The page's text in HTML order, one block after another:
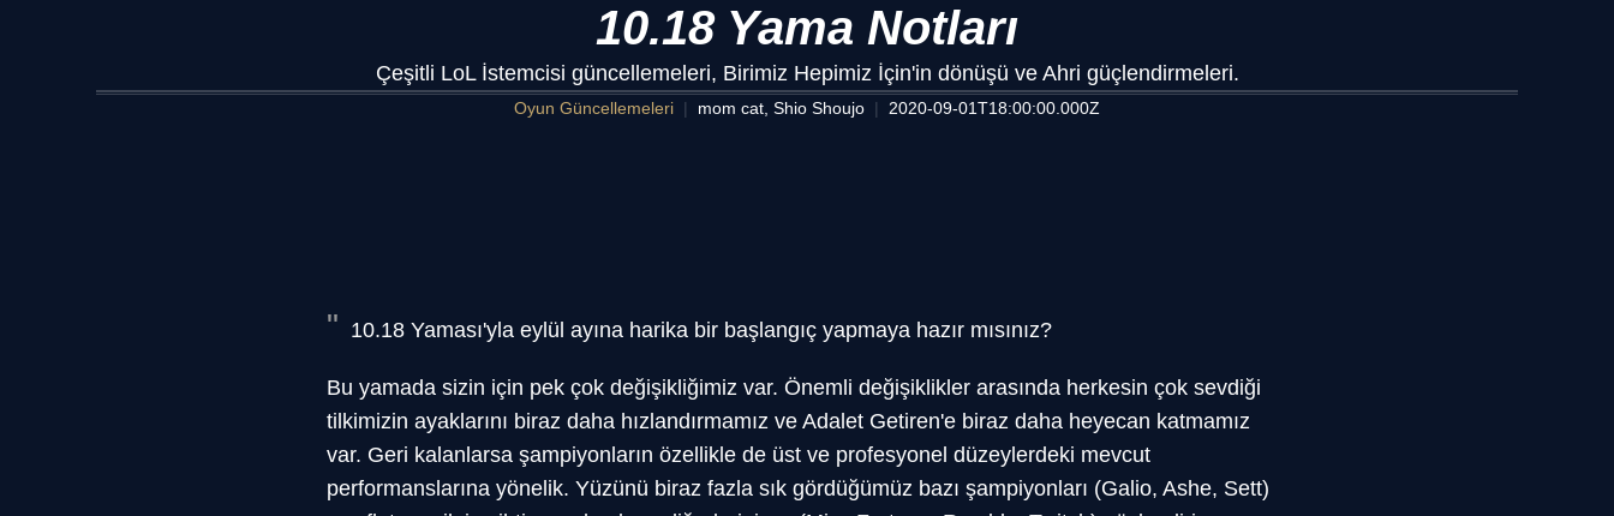
10.18 Yama Notları
Çeşitli LoL İstemcisi güncellemeleri, Birimiz Hepimiz İçin'in dönüşü ve Ahri güçlendirmeleri.
Oyun Güncellemeleri mom cat, Shio Shoujo 2020-09-01T18:00:00.000Z
10.18 Yaması'yla eylül ayına harika bir başlangıç yapmaya hazır mısınız?
Bu yamada sizin için pek çok değişikliğimiz var. Önemli değişiklikler arasında herkesin çok sevdiği
tilkimizin ayaklarını biraz daha hızlandırmamız ve Adalet Getiren'e biraz daha heyecan katmamız
var. Geri kalanlarsa şampiyonların özellikle de üst ve profesyonel düzeylerdeki mevcut
performanslarına yönelik. Yüzünü biraz fazla sık gördüğümüz bazı şampiyonları (Galio, Ashe, Sett)